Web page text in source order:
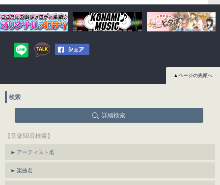
▲ページの先頭へ
検索
詳細検索
【音楽50音検索】
アーティスト名
楽曲名